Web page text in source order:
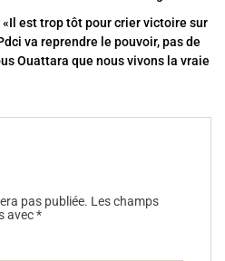
est trop tôt pour crier victoire sur
va reprendre le pouvoir, pas de
Ouattara que nous vivons la vraie
pas publiée. Les champs
avec*